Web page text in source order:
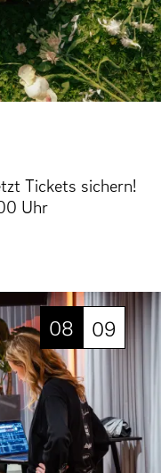
Tickets sichern!
Uhr
08 09